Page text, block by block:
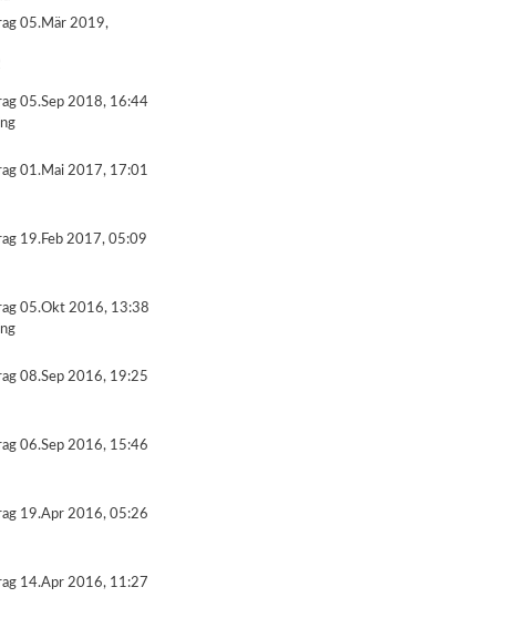
05.Mär 2019,
05.Sep 2018, 16:44
01.Mai 2017, 17:01
19.Feb 2017, 05:09
05.Okt 2016, 13:38
08.Sep 2016, 19:25
06.Sep 2016, 15:46
19.Apr 2016, 05:26
14.Apr 2016, 11:27